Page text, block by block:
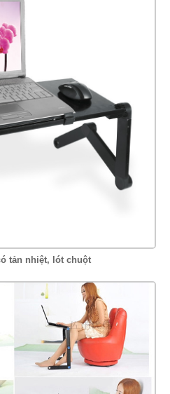
tản nhiệt, lót chuột